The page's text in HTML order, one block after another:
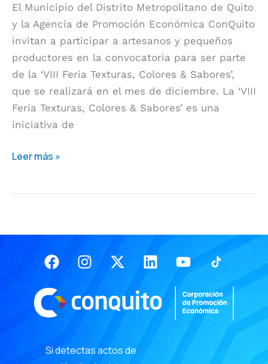
El Municipio del Distrito Metropolitano de Quito
y la Agencia de Promoción Económica ConQuito
invitan a participar a artesanos y pequeños
productores en la convocatoria para ser parte
de la ‘VIII Feria Texturas, Colores & Sabores’,
que se realizará en el mes de diciembre. La ‘VIII
Feria Texturas, Colores & Sabores’ es una
iniciativa de
convocatoria
para
participar
en
la
VIII
Feria
texturas,
&
Leer más »
FacebookInstagram
X-
twitter
LinkedinYoutube
Si detectas actos de